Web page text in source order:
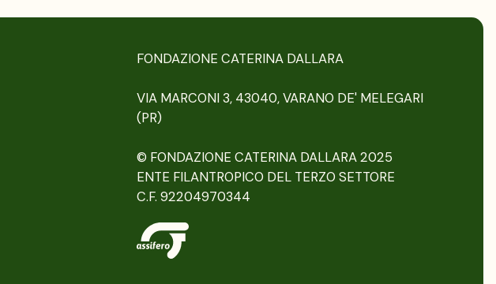
FONDAZIONE CATERINA DALLARA
VIA MARCONI 3, 43040, VARANO DE' MELEGARI
(PR)
© FONDAZIONE CATERINA DALLARA 2025
ENTE FILANTROPICO DEL TERZO SETTORE
C.F. 92204970344